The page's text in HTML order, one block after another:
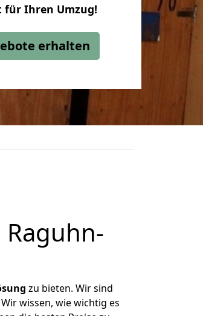
für Ihren Umzug!
erhalten
zu bieten. Wir sind
wissen, wie wichtig es